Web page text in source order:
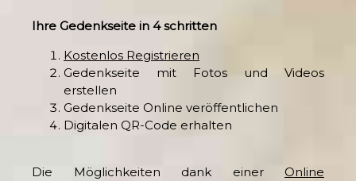
Ihre Gedenkseite in 4 schritten
Kostenlos Registrieren
Gedenkseite mit Fotos und Videos
erstellen
Gedenkseite Online veröffentlichen
Digitalen QR-Code erhalten
Die Möglichkeiten dank einer Online